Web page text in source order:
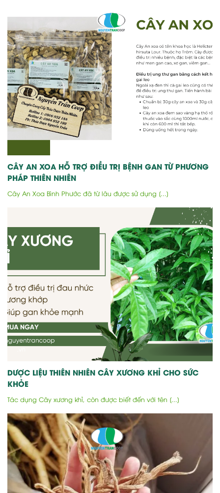
CÂY AN XOA HỖ TRỢ ĐIỀU TRỊ BỆNH GAN TỪ PHƯƠNG
PHÁP THIÊN NHIÊN
Cây An Xoa Bình Phước đã từ lâu được sử dụng [...]
DƯỢC LIỆU THIÊN NHIÊN CÂY XƯƠNG KHỈ CHO SỨC
KHỎE
Tác dụng Cây xương khỉ, còn được biết đến với tên [...]